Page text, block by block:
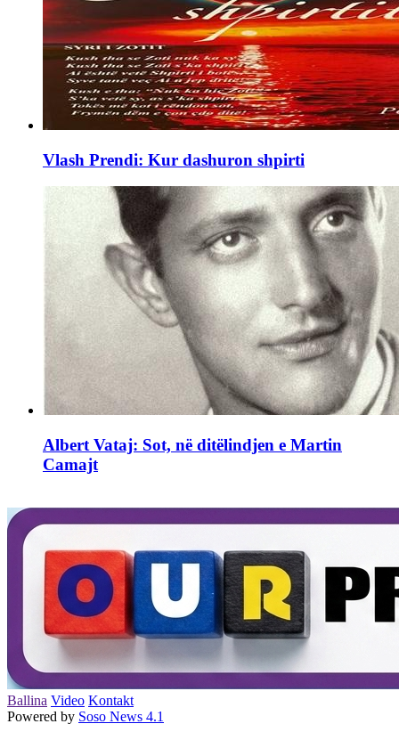
Vlash Prendi: Kur dashuron shpirti
Albert Vataj: Sot, në ditëlindjen e Martin
Camajt
Ballina Video Kontakt
Powered by Soso News 4.1